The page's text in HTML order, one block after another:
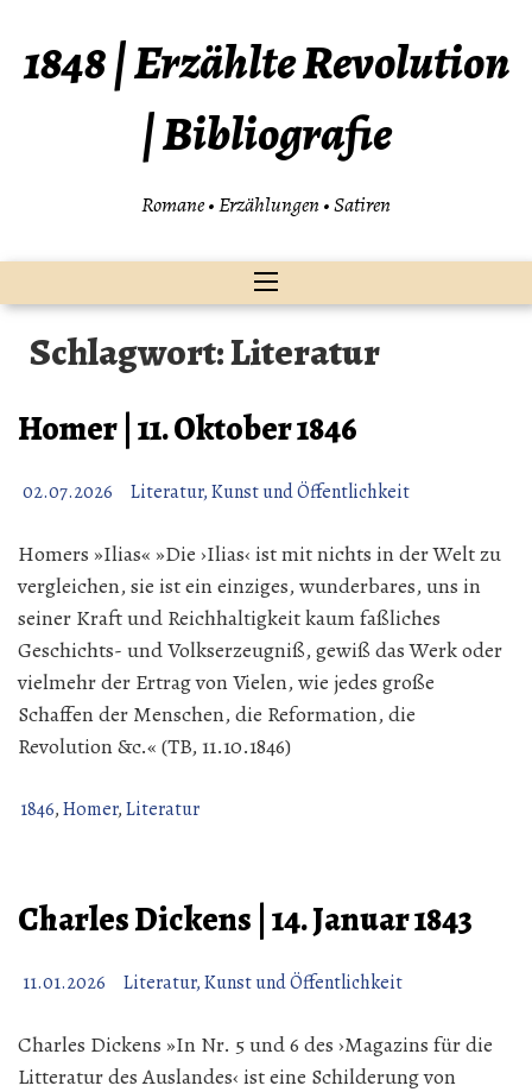
springen
1848 | Erzählte Revolution
| Bibliografie
Romane • Erzählungen • Satiren
Schlagwort:Literatur
Homer | 11. Oktober 1846
02.07.2026 Literatur, Kunst und Öffentlichkeit
Homers »Ilias« »Die ›Ilias‹ ist mit nichts in der Welt zu
vergleichen, sie ist ein einziges, wunderbares, uns in
seiner Kraft und Reichhaltigkeit kaum faßliches
Geschichts- und Volkserzeugniß, gewiß das Werk oder
vielmehr der Ertrag von Vielen, wie jedes große
Schaffen der Menschen, die Reformation, die
Revolution &c.« (TB, 11.10.1846)
1846,Homer,Literatur
Charles Dickens | 14. Januar 1843
11.01.2026 Literatur, Kunst und Öffentlichkeit
Charles Dickens »In Nr. 5 und 6 des ›Magazins für die
Litteratur des Auslandes‹ ist eine Schilderung von